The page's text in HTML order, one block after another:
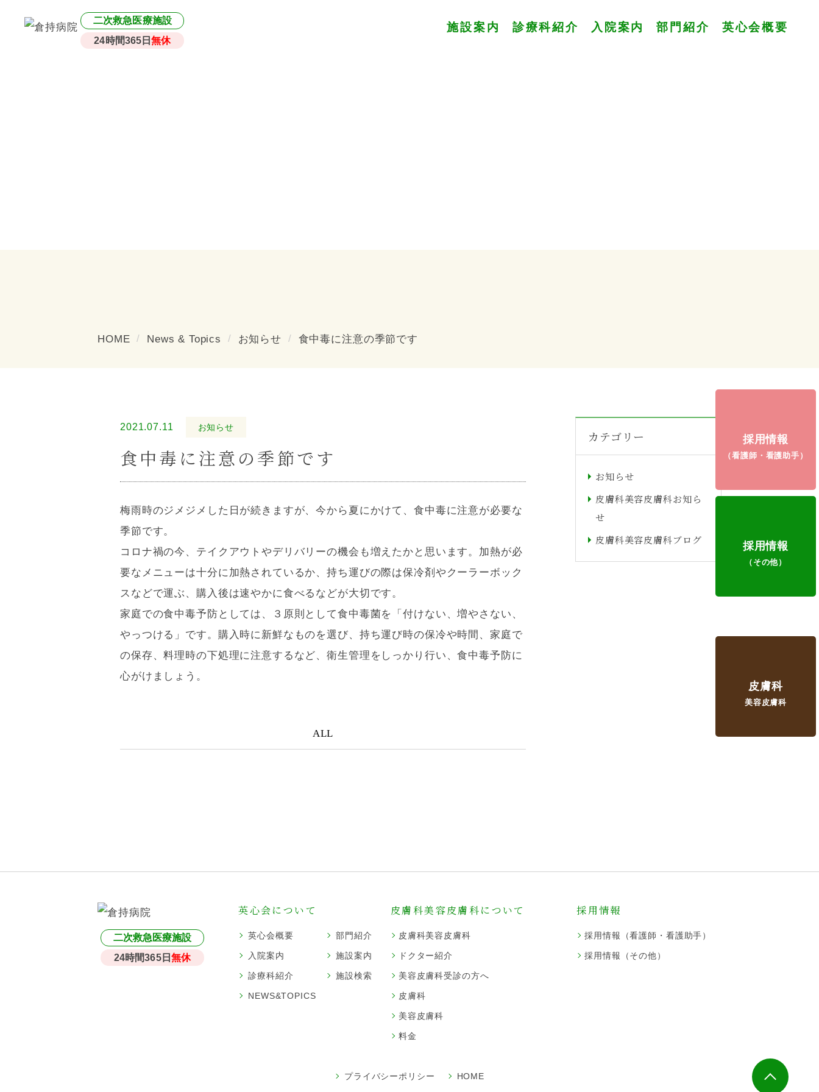
二次救急医療施設
24時間365日無休
施設案内 診療科紹介 入院案内 部門紹介 英心会概要
採用情報
（看護師・看護助手）
採用情報
（その他）
皮膚科
美容皮膚科
HOME News & Topics お知らせ 食中毒に注意の季節です
2021.07.11 お知らせ
食中毒に注意の季節です
梅雨時のジメジメした日が続きますが、今から夏にかけて、食中毒に注意が必要な
季節です。
コロナ禍の今、テイクアウトやデリバリーの機会も増えたかと思います。加熱が必
要なメニューは十分に加熱されているか、持ち運びの際は保冷剤やクーラーボック
スなどで運ぶ、購入後は速やかに食べるなどが大切です。
家庭での食中毒予防としては、３原則として食中毒菌を「付けない、増やさない、
やっつける」です。購入時に新鮮なものを選び、持ち運び時の保冷や時間、家庭で
の保存、料理時の下処理に注意するなど、衛生管理をしっかり行い、食中毒予防に
心がけましょう。
ALL
カテゴリー
お知らせ
皮膚科美容皮膚科お知ら
せ
皮膚科美容皮膚科ブログ
二次救急医療施設
24時間365日 無休
英心会について
英心会概要 部門紹介
入院案内 施設案内
診療科紹介 施設検索
NEWS&TOPICS
皮膚科美容皮膚科について
皮膚科美容皮膚科
ドクター紹介
美容皮膚科受診の方へ
皮膚科
美容皮膚科
料金
採用情報
採用情報（看護師・看護助手）
採用情報（その他）
プライバシーポリシー HOME